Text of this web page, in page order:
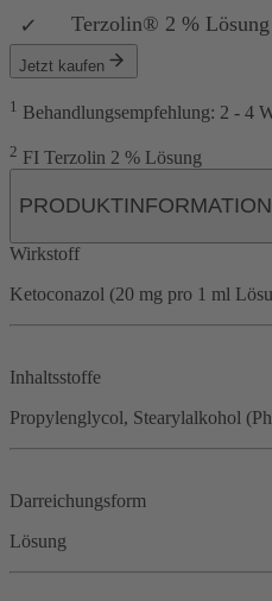
Terzolin® 2 %
Jetzt kaufen
1 Behandlungsempfehlung: 2 - 4
2 FI Terzolin 2 % Lösung
PRODUKTINFORMATION
Wirkstoff
Ketoconazol (20 mg pro 1 ml
Inhaltsstoffe
Propylenglycol, Stearylalkohol
Darreichungsform
Lösung